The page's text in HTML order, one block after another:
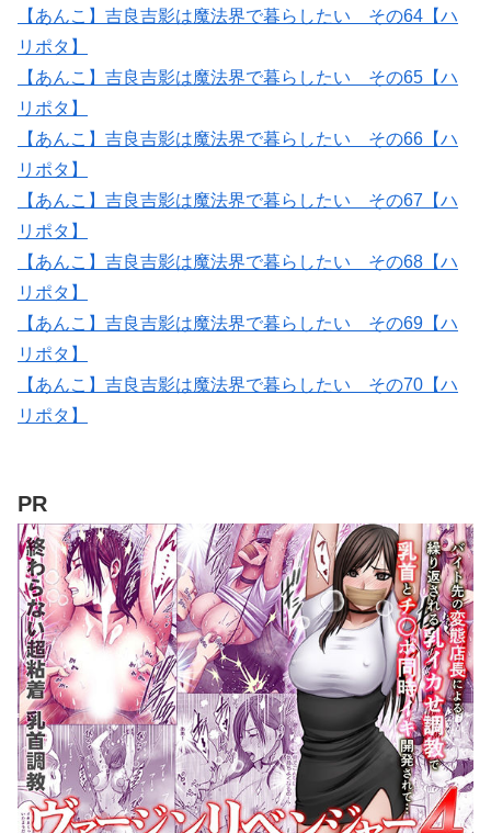
【あんこ】吉良吉影は魔法界で暮らしたい その64【ハ
リポタ】
【あんこ】吉良吉影は魔法界で暮らしたい その65【ハ
リポタ】
【あんこ】吉良吉影は魔法界で暮らしたい その66【ハ
リポタ】
【あんこ】吉良吉影は魔法界で暮らしたい その67【ハ
リポタ】
【あんこ】吉良吉影は魔法界で暮らしたい その68【ハ
リポタ】
【あんこ】吉良吉影は魔法界で暮らしたい その69【ハ
リポタ】
【あんこ】吉良吉影は魔法界で暮らしたい その70【ハ
リポタ】
PR